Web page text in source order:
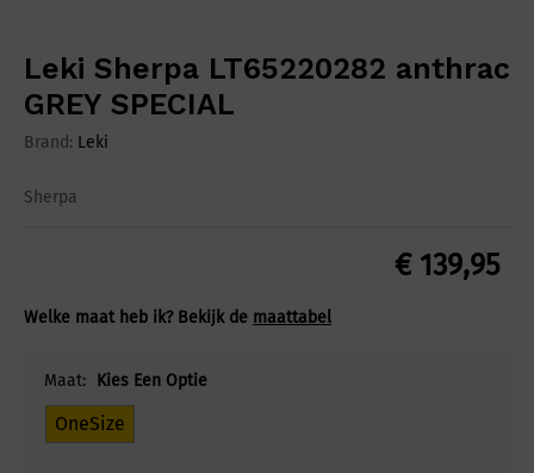
Leki Sherpa LT65220282 anthrac
GREY SPECIAL
Brand: Leki
Sherpa
€139,95
Welke maat heb ik? Bekijk de maattabel
Maat: Kies Een Optie
OneSize